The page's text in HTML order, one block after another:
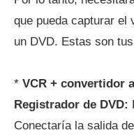
que pueda capturar el
un DVD. Estas son
* VCR + convertidor
Registrador de DVD:
Conectaría la salida